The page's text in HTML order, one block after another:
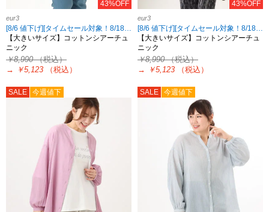
43%OFF
eur3
【大きいサイズ】コットンシアーチュ
ニック
￥8,990（税込）
→
￥5,123 （税込）
43%OFF
eur3
【大きいサイズ】コットンシアーチュ
ニック
￥8,990（税込）
→
￥5,123 （税込）
SALE 今週値下 SALE 今週値下